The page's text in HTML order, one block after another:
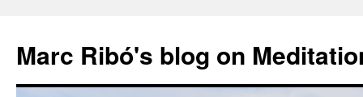
Marc Ribó's blog on